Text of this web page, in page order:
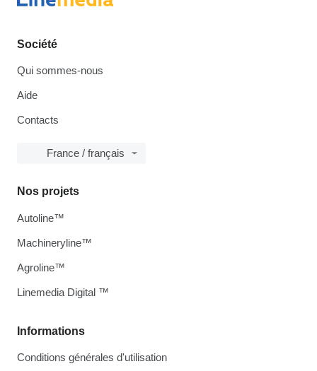
Société
Qui sommes-nous
Aide
Contacts
France / français
Informations
Conditions générales d'utilisation
Nos projets
Autoline™
Machineryline™
Agroline™
Linemedia Digital ™